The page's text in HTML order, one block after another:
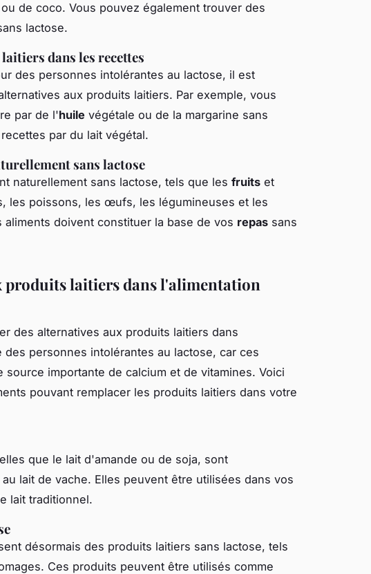
de coco. Vous pouvez également trouver des
lactose.
dans les recettes
des personnes intolérantes au lactose, il est
aux produits laitiers. Par exemple, vous
par de l'huile végétale ou de la margarine sans
par du lait végétal.
sans lactose
naturellement sans lactose, tels que les fruits et
les poissons, les œufs, les légumineuses et les
doivent constituer la base de vos repas sans
produits laitiers dans l'alimentation
des alternatives aux produits laitiers dans
des personnes intolérantes au lactose, car ces
importante de calcium et de vitamines. Voici
pouvant remplacer les produits laitiers dans votre
que le lait d'amande ou de soja, sont
lait de vache. Elles peuvent être utilisées dans vos
lait traditionnel.
désormais des produits laitiers sans lactose, tels
Ces produits peuvent être utilisés comme